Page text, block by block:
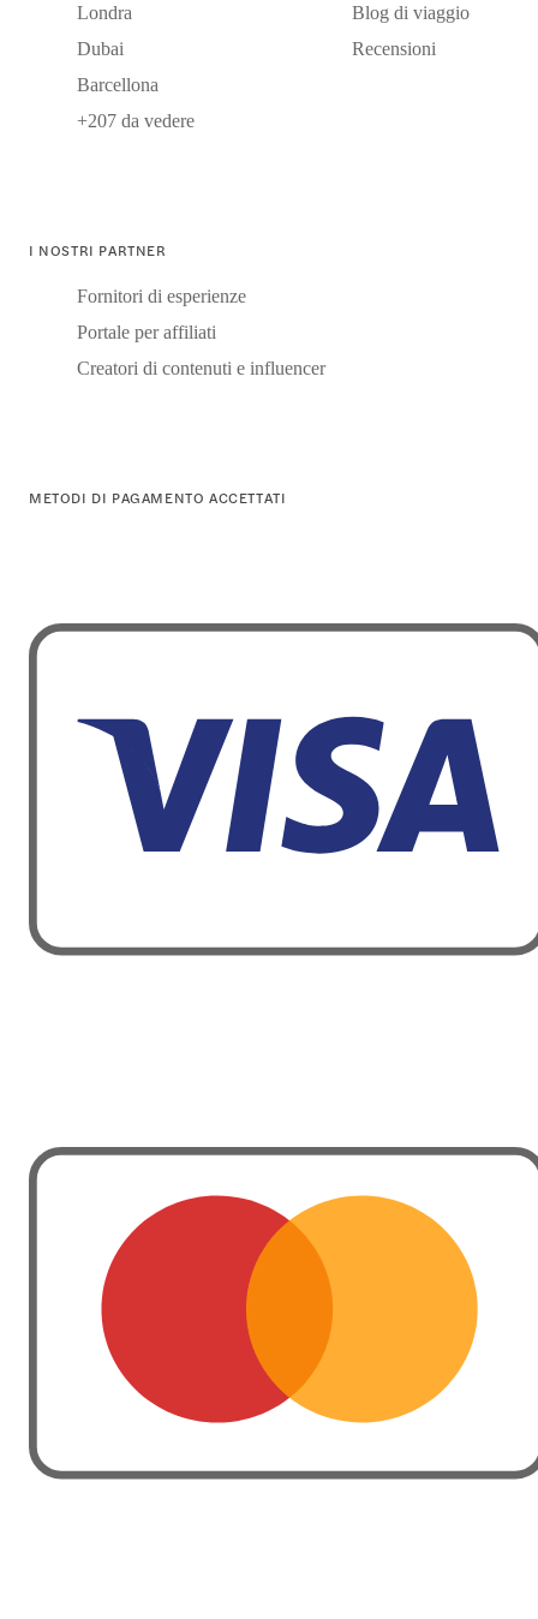
Londra
Dubai
Barcellona
+207 da vedere
Blog di viaggio
Recensioni
I NOSTRI PARTNER
Fornitori di esperienze
Portale per affiliati
Creatori di contenuti e influencer
METODI DI PAGAMENTO ACCETTATI